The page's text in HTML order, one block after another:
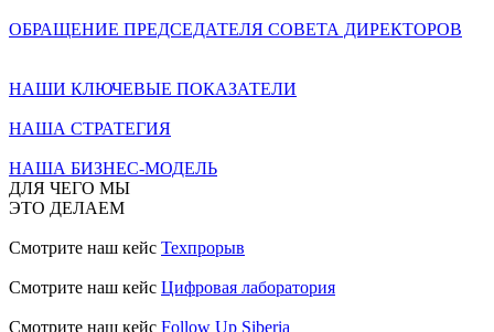
ОБРАЩЕНИЕ ПРЕДСЕДАТЕЛЯ СОВЕТА ДИРЕКТОРОВ
НАШИ КЛЮЧЕВЫЕ ПОКАЗАТЕЛИ
НАША СТРАТЕГИЯ
НАША БИЗНЕС-МОДЕЛЬ
ДЛЯ ЧЕГО МЫ
ЭТО ДЕЛАЕМ
Смотрите наш кейс Техпрорыв
Смотрите наш кейс Цифровая лаборатория
Смотрите наш кейс Follow Up Siberia